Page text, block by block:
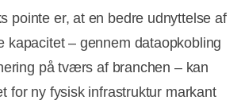
pointe er, at en bedre udnyttelse af
kapacitet – gennem dataopkobling
på tværs af branchen – kan
for ny fysisk infrastruktur markant